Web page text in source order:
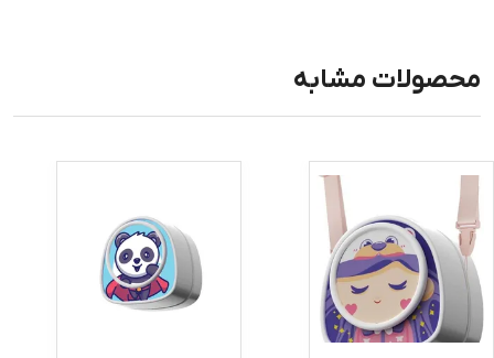
محصولات مشابه